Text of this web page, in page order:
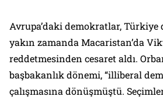
Avrupa’daki demokratlar, Türkiye
yakın zamanda Macaristan’da
reddetmesinden cesaret aldı.
başbakanlık dönemi, “illiberal
çalışmasına dönüşmüştü.